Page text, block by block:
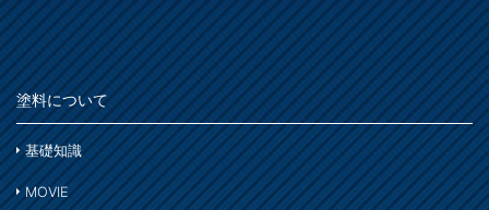
塗料について
基礎知識
MOVIE